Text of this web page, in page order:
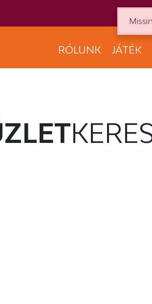
RÓLUNK JÁTÉK